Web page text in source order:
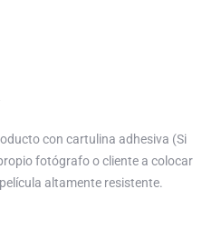
con cartulina adhesiva (Si
fotógrafo o cliente a colocar
altamente resistente.